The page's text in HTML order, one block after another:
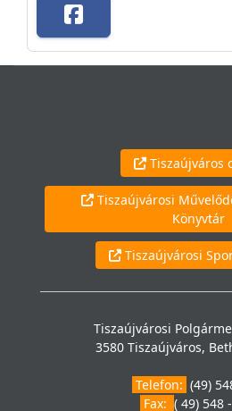
Tiszaújváros
Tiszaújvárosi
Könyvtár
Tiszaújvárosi
Tiszaújvárosi
3580 Tiszaújváros,
Telefon: (49)
Fax: ( 49) 548